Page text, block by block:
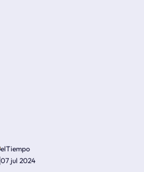
elTiempo
07 jul 2024